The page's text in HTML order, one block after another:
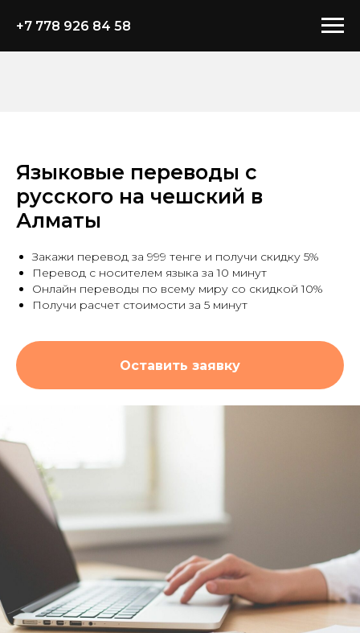
+7 778 926 84 58
Языковые переводы с
русского на чешский в
Алматы
Закажи перевод за 999 тенге и получи скидку 5%
Перевод с носителем языка за 10 минут
Онлайн переводы по всему миру со скидкой 10%
Получи расчет стоимости за 5 минут
Оставить заявку